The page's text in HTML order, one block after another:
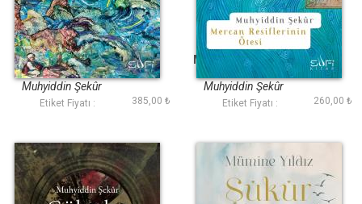
Su Üstüne Yazı
Yazmak
Muhyiddin Şekûr
Etiket Fiyatı : 385,00 ₺
Mercan Resiflerinin
Ötesi
Muhyiddin Şekûr
Etiket Fiyatı : 260,00 ₺